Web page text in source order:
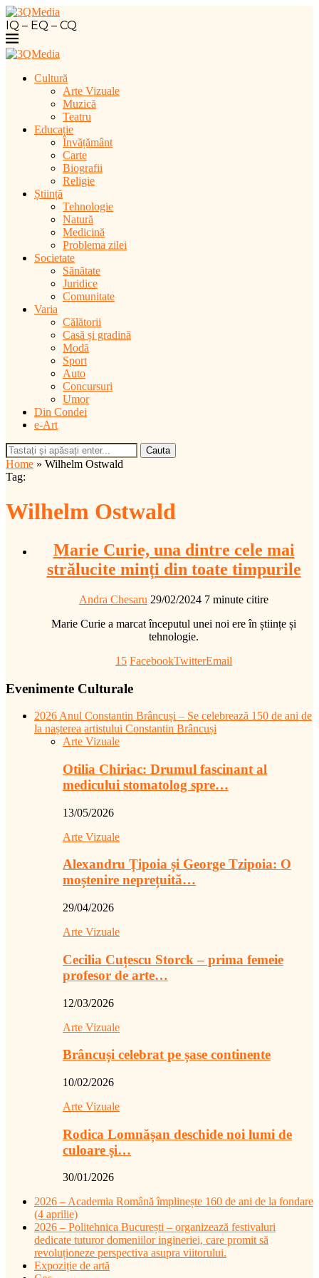
IQ – EQ – CQ
Cultură
Arte Vizuale
Muzică
Teatru
Educație
Învățământ
Carte
Biografii
Religie
Știință
Tehnologie
Natură
Medicină
Problema zilei
Societate
Sănătate
Juridice
Comunitate
Varia
Călătorii
Casă și gradină
Modă
Sport
Auto
Concursuri
Umor
Din Condei
e-Art
Cauta
Home » Wilhelm Ostwald
Tag:
Wilhelm Ostwald
Marie Curie, una dintre cele mai
strălucite minți din toate timpurile
Andra Chesaru 29/02/2024 7 minute citire
Marie Curie a marcat începutul unei noi ere în științe și
tehnologie.
15 FacebookTwitterEmail
Evenimente Culturale
2026 Anul Constantin Brâncuși – Se celebrează 150 de ani de
la nașterea artistului Constantin Brâncuși
Arte Vizuale
Otilia Chiriac: Drumul fascinant al
medicului stomatolog spre…
13/05/2026
Arte Vizuale
Alexandru Țipoia și George Tzipoia: O
moștenire neprețuită…
29/04/2026
Arte Vizuale
Cecilia Cuțescu Storck – prima femeie
profesor de arte…
12/03/2026
Arte Vizuale
Brâncuși celebrat pe șase continente
10/02/2026
Arte Vizuale
Rodica Lomnășan deschide noi lumi de
culoare și…
30/01/2026
2026 – Academia Română împlinește 160 de ani de la fondare
(4 aprilie)
2026 – Politehnica București – organizează festivaluri
dedicate tuturor domeniilor ingineriei, care promit să
revoluționeze perspectiva asupra viitorului.
Expoziție de artă